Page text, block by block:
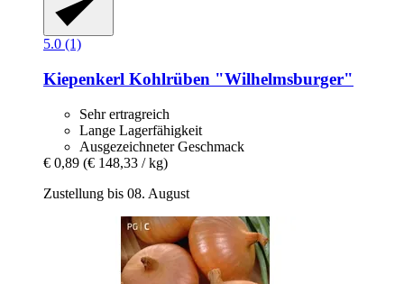
5.0 (1)
Kiepenkerl Kohlrüben "Wilhelmsburger"
Sehr ertragreich
Lange Lagerfähigkeit
Ausgezeichneter Geschmack
€ 0,89 (€ 148,33 / kg)
Zustellung bis 08. August